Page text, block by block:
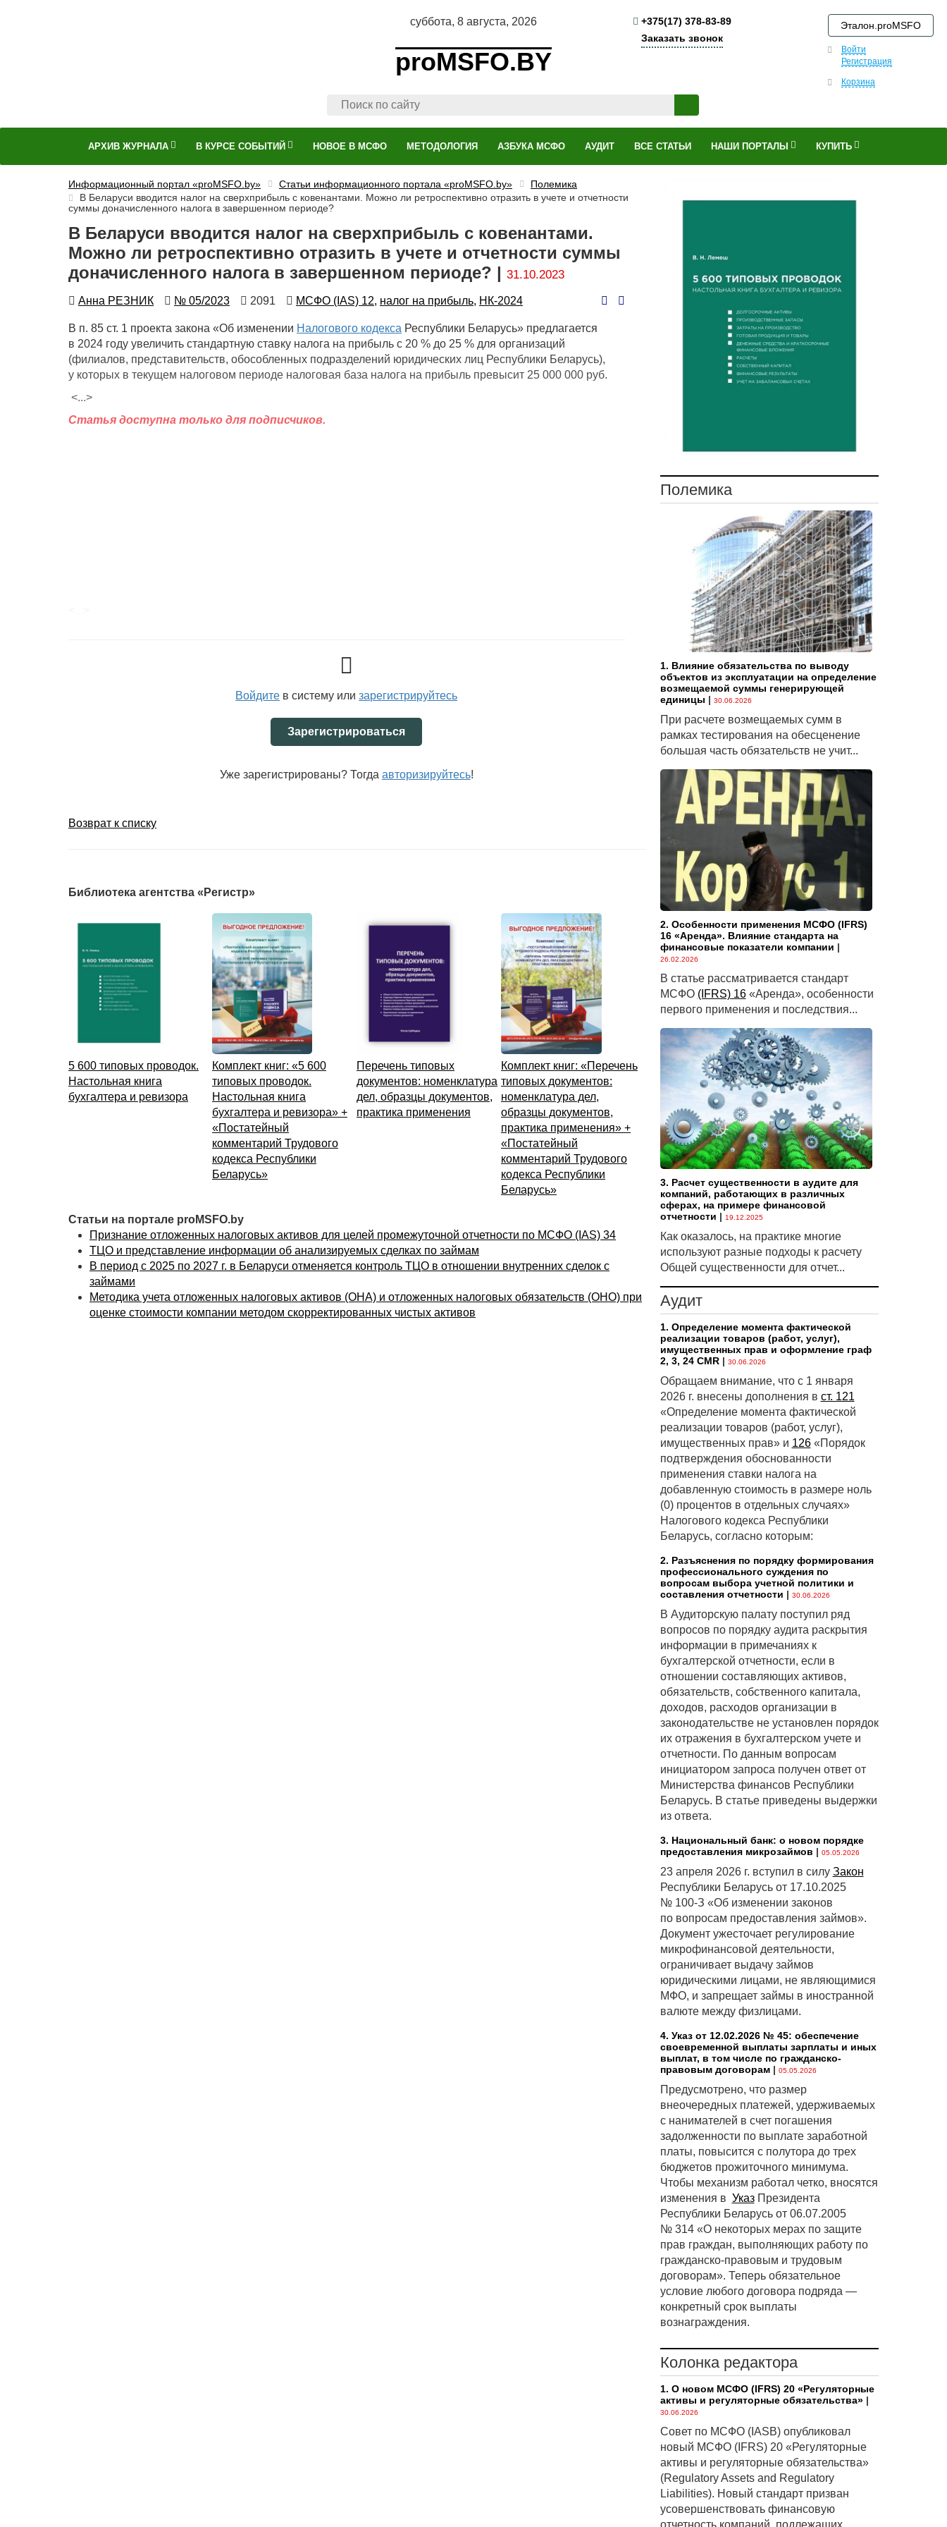
суббота, 8 августа, 2026
proMSFO.BY
+375(17) 378-83-89
Заказать звонок
Эталон.proMSFO
Войти
Регистрация
Корзина
АРХИВ ЖУРНАЛА В КУРСЕ СОБЫТИЙ НОВОЕ В МСФО МЕТОДОЛОГИЯ АЗБУКА МСФО АУДИТ ВСЕ СТАТЬИ НАШИ ПОРТАЛЫ КУПИТЬ
Информационный портал «proMSFO.by» Статьи информационного портала «proMSFO.by»
Полемика
В Беларуси вводится налог на сверхприбыль с ковенантами. Можно ли ретроспективно отразить в учете и отчетности
суммы доначисленного налога в завершенном периоде?
В Беларуси вводится налог на сверхприбыль с ковенантами.
Можно ли ретроспективно отразить в учете и отчетности суммы
доначисленного налога в завершенном периоде? | 31.10.2023
Автор
Анна РЕЗНИК Номер
№ 05/2023
Количество
2091 Автор
МСФО (IAS) 12, налог на прибыль, НК-2024
В п. 85 ст. 1 проекта закона «Об изменении Налогового кодекса Республики Беларусь» предлагается
в 2024 году увеличить стандартную ставку налога на прибыль с 20 % до 25 % для организаций
(филиалов, представительств, обособленных подразделений юридических лиц Республики Беларусь),
у которых в текущем налоговом периоде налоговая база налога на прибыль превысит 25 000 000 руб.
<...>
Статья доступна только для подписчиков.
Войдите в систему илизарегистрируйтесь
Зарегистрироваться
Уже зарегистрированы? Тогда авторизируйтесь!
Возврат к списку
Библиотека агентства «Регистр»
5 600 типовых проводок.
Настольная книга
бухгалтера и ревизора
Комплект книг: «5 600
типовых проводок.
Настольная книга
бухгалтера и ревизора» +
«Постатейный
комментарий Трудового
кодекса Республики
Беларусь»
Перечень типовых
документов: номенклатура
дел, образцы документов,
практика применения
Комплект книг: «Перечень
типовых документов:
номенклатура дел,
образцы документов,
практика применения» +
«Постатейный
комментарий Трудового
кодекса Республики
Беларусь»
Статьи на портале proMSFO.by
Признание отложенных налоговых активов для целей промежуточной отчетности по МСФО (IAS) 34
ТЦО и представление информации об анализируемых сделках по займам
В период с 2025 по 2027 г. в Беларуси отменяется контроль ТЦО в отношении внутренних сделок с
займами
Методика учета отложенных налоговых активов (ОНА) и отложенных налоговых обязательств (ОНО) при
оценке стоимости компании методом скорректированных чистых активов
Полемика
1. Влияние обязательства по выводу
объектов из эксплуатации на определение
возмещаемой суммы генерирующей
единицы | 30.06.2026
При расчете возмещаемых сумм в
рамках тестирования на обесценение
большая часть обязательств не учит...
2. Особенности применения МСФО (IFRS)
16 «Аренда». Влияние стандарта на
финансовые показатели компании |
26.02.2026
В статье рассматривается стандарт
МСФО (IFRS) 16«Аренда», особенности
первого применения и последствия...
3. Расчет существенности в аудите для
компаний, работающих в различных
сферах, на примере финансовой
отчетности | 19.12.2025
Как оказалось, на практике многие
используют разные подходы к расчету
Общей существенности для отчет...
Аудит
1. Определение момента фактической
реализации товаров (работ, услуг),
имущественных прав и оформление граф
2, 3, 24 CMR| 30.06.2026
Обращаем внимание, что с 1 января
2026 г. внесены дополнения в ст. 121
«Определение момента фактической
реализации товаров (работ, услуг),
имущественных прав» и 126«Порядок
подтверждения обоснованности
применения ставки налога на
добавленную стоимость в размере ноль
(0) процентов в отдельных случаях»
Налогового кодекса Республики
Беларусь, согласно которым:
2. Разъяснения по порядку формирования
профессионального суждения по
вопросам выбора учетной политики и
составления отчетности | 30.06.2026
В Аудиторскую палату поступил ряд
вопросов по порядку аудита раскрытия
информации в примечаниях к
бухгалтерской отчетности, если в
отношении составляющих активов,
обязательств, собственного капитала,
доходов, расходов организации в
законодательстве не установлен порядок
их отражения в бухгалтерском учете и
отчетности. По данным вопросам
инициатором запроса получен ответ от
Министерства финансов Республики
Беларусь. В статье приведены выдержки
из ответа.
3. Национальный банк: о новом порядке
предоставления микрозаймов | 05.05.2026
23 апреля 2026 г. вступил в силу Закон
Республики Беларусь от 17.10.2025
№ 100-З «Об изменении законов
по вопросам предоставления займов».
Документ ужесточает регулирование
микрофинансовой деятельности,
ограничивает выдачу займов
юридическими лицами, не являющимися
МФО, и запрещает займы в иностранной
валюте между физлицами.
4. Указ от 12.02.2026 № 45: обеспечение
своевременной выплаты зарплаты и иных
выплат, в том числе по гражданско-
правовым договорам| 05.05.2026
Предусмотрено, что размер
внеочередных платежей, удерживаемых
с нанимателей в счет погашения
задолженности по выплате заработной
платы, повысится с полутора до трех
бюджетов прожиточного минимума.
Чтобы механизм работал четко, вносятся
изменения в УказПрезидента
Республики Беларусь от 06.07.2005
№ 314 «О некоторых мерах по защите
прав граждан, выполняющих работу по
гражданско-правовым и трудовым
договорам». Теперь обязательное
условие любого договора подряда —
конкретный срок выплаты
вознаграждения.
Колонка редактора
1. О новом МСФО (IFRS) 20 «Регуляторные
активы и регуляторные обязательства»|
30.06.2026
Совет по МСФО (IASB) опубликовал
новый МСФО (IFRS) 20 «Регуляторные
активы и регуляторные обязательства»
(Regulatory Assets and Regulatory
Liabilities). Новый стандарт призван
усовершенствовать финансовую